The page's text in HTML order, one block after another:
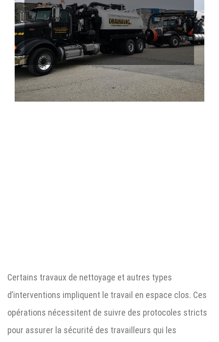
Certains travaux de nettoyage et autres types
d’interventions impliquent le travail en espace clos. Ces
opérations nécessitent de suivre des protocoles stricts
pour assurer la sécurité des travailleurs qui les